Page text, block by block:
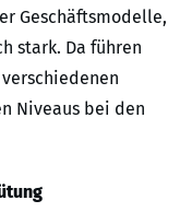
Geschäftsmodelle,
stark. Da führen
Niveaus bei den